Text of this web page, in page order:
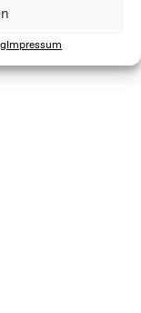
Impressum